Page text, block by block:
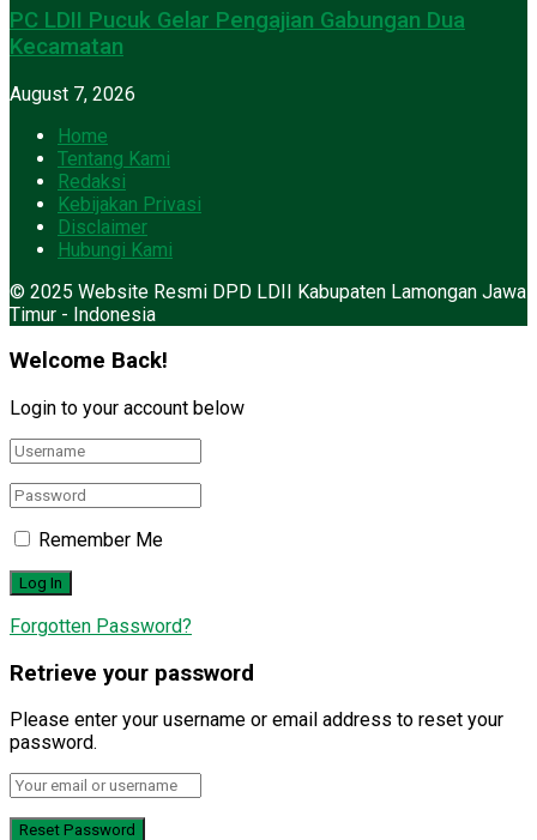
PC LDII Pucuk Gelar Pengajian Gabungan Dua
Kecamatan
August 7, 2026
Home
Tentang Kami
Redaksi
Kebijakan Privasi
Disclaimer
Hubungi Kami
© 2025 Website Resmi DPD LDII Kabupaten Lamongan Jawa
Timur - Indonesia
Welcome Back!
Login to your account below
Remember Me
Forgotten Password?
Retrieve your password
Please enter your username or email address to reset your
password.